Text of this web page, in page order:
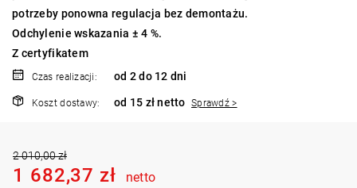
potrzeby ponowna regulacja bez demontażu.
Odchylenie wskazania ± 4 %.
Z certyfikatem
Czas realizacji: od 2 do 12 dni
Koszt dostawy: od 15 zł netto Sprawdź >
2 010,00 zł
1 682,37 zł netto